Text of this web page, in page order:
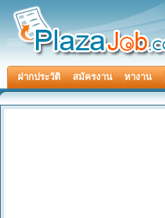
ฝากประวัติ สมัครงาน หางาน